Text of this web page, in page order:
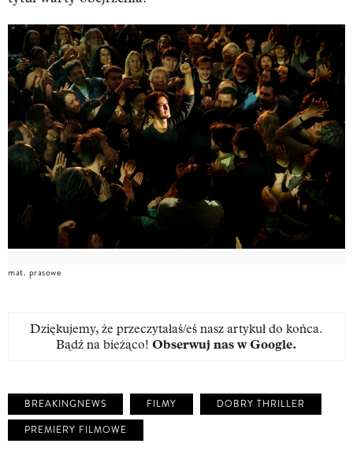
mat. prasowe
Dziękujemy, że przeczytałaś/eś nasz artykuł do końca.
Bądź na bieżąco! Obserwuj nas w Google.
BREAKINGNEWS FILMY
DOBRY THRILLER
PREMIERY FILMOWE